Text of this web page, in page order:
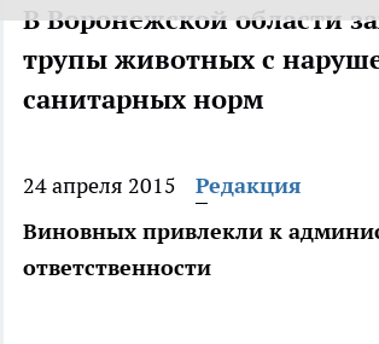
В Воронежской области
трупы животных с
санитарных норм
24 апреля 2015
Редакция
Виновных привлекли к
ответственности